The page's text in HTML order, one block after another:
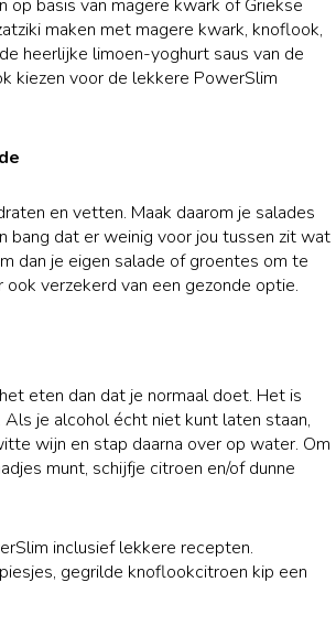
op basis van magere kwark of Griekse
maken met magere kwark, knoflook,
heerlijke limoen-yoghurt saus van de
kiezen voor de lekkere PowerSlim
en vetten. Maak daarom je salades
bang dat er weinig voor jou tussen zit wat
dan je eigen salade of groentes om te
verzekerd van een gezonde optie.
eten dan dat je normaal doet. Het is
je alcohol écht niet kunt laten staan,
wijn en stap daarna over op water. Om
munt, schijfje citroen en/of dunne
inclusief lekkere recepten.
gegrilde knoflookcitroen kip een